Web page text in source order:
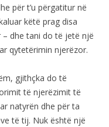
për t’u përgatitur në
këtë prag disa
dhe tani do të jetë një
qytetërimin njerëzor.
gjithçka do të
të njerëzimit të
natyrën dhe për ta
të tij. Nuk është një